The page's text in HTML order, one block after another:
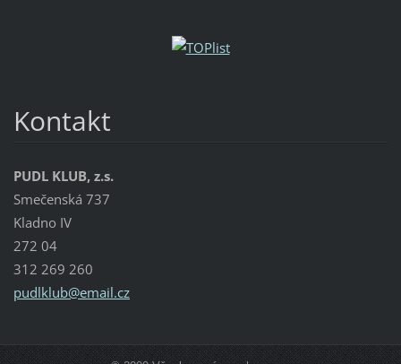
Kontakt
PUDL KLUB, z.s.
Smečenská 737
Kladno IV
272 04
312 269 260
pudlklub@email.cz